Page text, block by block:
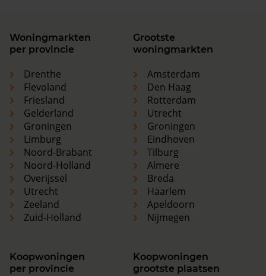
Woningmarkten
per provincie
Drenthe
Flevoland
Friesland
Gelderland
Groningen
Limburg
Noord-Brabant
Noord-Holland
Overijssel
Utrecht
Zeeland
Zuid-Holland
Grootste
woningmarkten
Amsterdam
Den Haag
Rotterdam
Utrecht
Groningen
Eindhoven
Tilburg
Almere
Breda
Haarlem
Apeldoorn
Nijmegen
Koopwoningen
per provincie
Koopwoningen
grootste plaatsen